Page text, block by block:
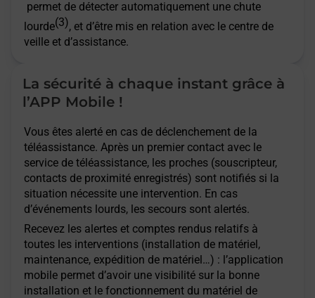
permet de détecter automatiquement une chute
lourde(3), et d’être mis en relation avec le centre de
veille et d’assistance.
La sécurité à chaque instant grâce à
l’APP Mobile !
Vous êtes alerté en cas de déclenchement de la
téléassistance. Après un premier contact avec le
service de téléassistance, les proches (souscripteur,
contacts de proximité enregistrés) sont notifiés si la
situation nécessite une intervention. En cas
d’événements lourds, les secours sont alertés.
Recevez les alertes et comptes rendus relatifs à
toutes les interventions (installation de matériel,
maintenance, expédition de matériel…) : l’application
mobile permet d’avoir une visibilité sur la bonne
installation et le fonctionnement du matériel de